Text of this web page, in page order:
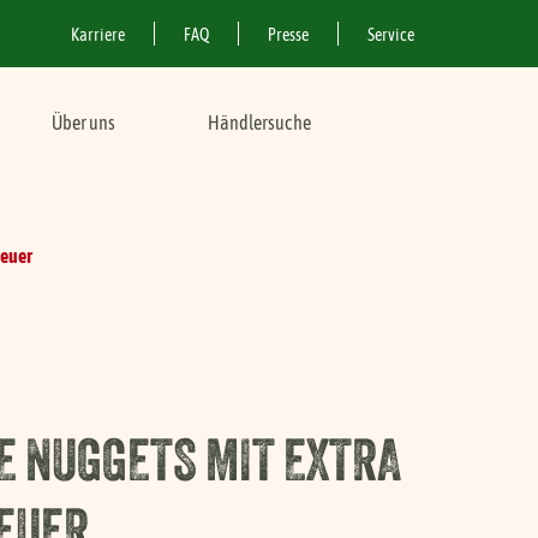
Karriere FAQ Presse Service
Vegane Abenteuer
Mortadella
Vegane Abenteuer
Über uns Händlersuche
NUGGETS MIT EXTRA